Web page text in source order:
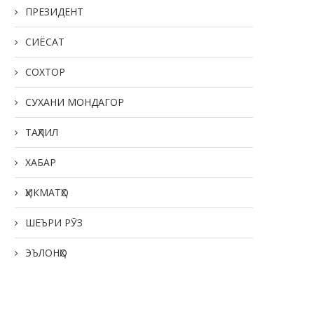
ПРЕЗИДЕНТ
СИЁСАТ
СОХТОР
СУХАНИ МОНДАГОР
ТАҲЛИЛ
ХАБАР
ҲИКМАТҲО
ШЕЪРИ РӮЗ
ЭЪЛОНҲО